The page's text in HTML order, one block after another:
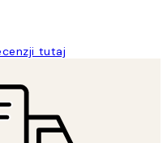
tutaj